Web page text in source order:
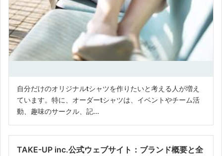
自分だけのオリジナルtシャツを作りたいと考える人が増え
ています。特に、オーダーtシャツは、イベントやチーム活
動、趣味のサークル、記...
TAKE-UP inc.公式ウェブサイト：ブランド概要と全